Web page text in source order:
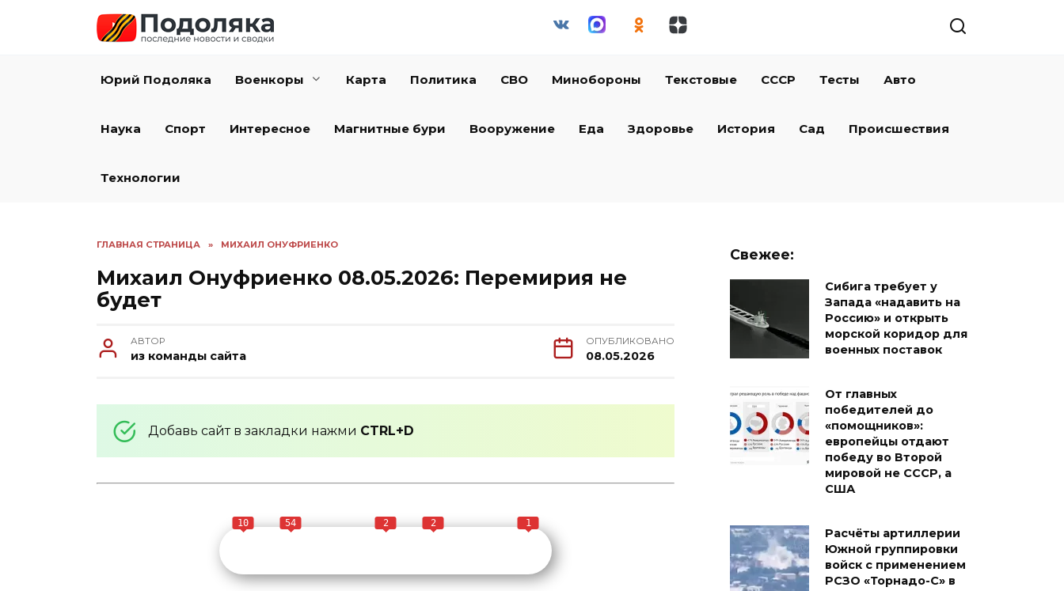
Юрий Подоляка Военкоры Карта Политика СВО Минобороны Текстовые СССР Тесты Авто
Наука Спорт Интересное Магнитные бури Вооружение Еда Здоровье История Сад Происшествия
Технологии
ГЛАВНАЯ СТРАНИЦА » МИХАИЛ ОНУФРИЕНКО
Михаил Онуфриенко 08.05.2026: Перемирия не
будет
АВТОР
из команды сайта
ОПУБЛИКОВАНО
08.05.2026
Добавь сайт в закладки нажми CTRL+D
10 54 2 2 1
Свежее:
Сибига требует у
Запада «надавить на
Россию» и открыть
морской коридор для
военных поставок
От главных
победителей до
«помощников»:
европейцы отдают
победу во Второй
мировой не СССР, а
США
Расчёты артиллерии
Южной группировки
войск с применением
РСЗО «Торнадо-С» в